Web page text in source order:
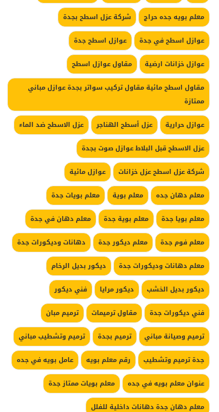
معلم بويه جده حراج
شركة عزل اسطح بجدة
عوازل اسطح في جدة
عوازل اسطح جدة
عوازل خزانات ارضية
مقاول عوازل اسطح
مقاول اسطح مائية مقاول تركيب سواتر بجدة عوازل مباني
ممتازة
عوازل حرارية
عزل أسطح الهناجر
عزل الاسطح ضد الماء
عزل الاسطح قبل البلاط عوازل صوت بجدة
شركة عزل اسطح عزل خزانات
عوازل مائية
معلم دهان جده
معلم بوية
معلم بويات جدة
معلم بويا جدة
معلم بوية جدة
معلم دهان في جدة
معلم فوم جدة
معلم ديكور جدة
دهانات وديكورات جدة
معلم دهانات وديكورات جدة
ديكور بديل الرخام
ديكور بديل الخشب
ديكور مرايا
فني ديكور
فني ديكورات جدة
مقاول ترميمات
ترميم مبان
ترميم وصيانة مباني
ترميم بجدة
ترميم وتشطيب مباني
جدة ترميم وتشطيب
رقم معلم بويه
عامل بويه في جده
عنوان معلم بويه في جده
معلم بويات ممتاز جدة
معلم دهان جدة دهانات داخلية للفلل